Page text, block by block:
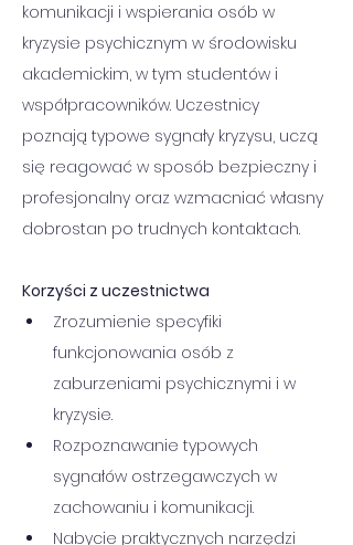
komunikacji i wspierania osób w
kryzysie psychicznym w środowisku
akademickim, w tym studentów i
współpracowników. Uczestnicy
poznają typowe sygnały kryzysu, uczą
się reagować w sposób bezpieczny i
profesjonalny oraz wzmacniać własny
dobrostan po trudnych kontaktach.
Korzyści z uczestnictwa
Zrozumienie specyfiki
funkcjonowania osób z
zaburzeniami psychicznymi i w
kryzysie.
Rozpoznawanie typowych
sygnałów ostrzegawczych w
zachowaniu i komunikacji.
Nabycie praktycznych narzędzi